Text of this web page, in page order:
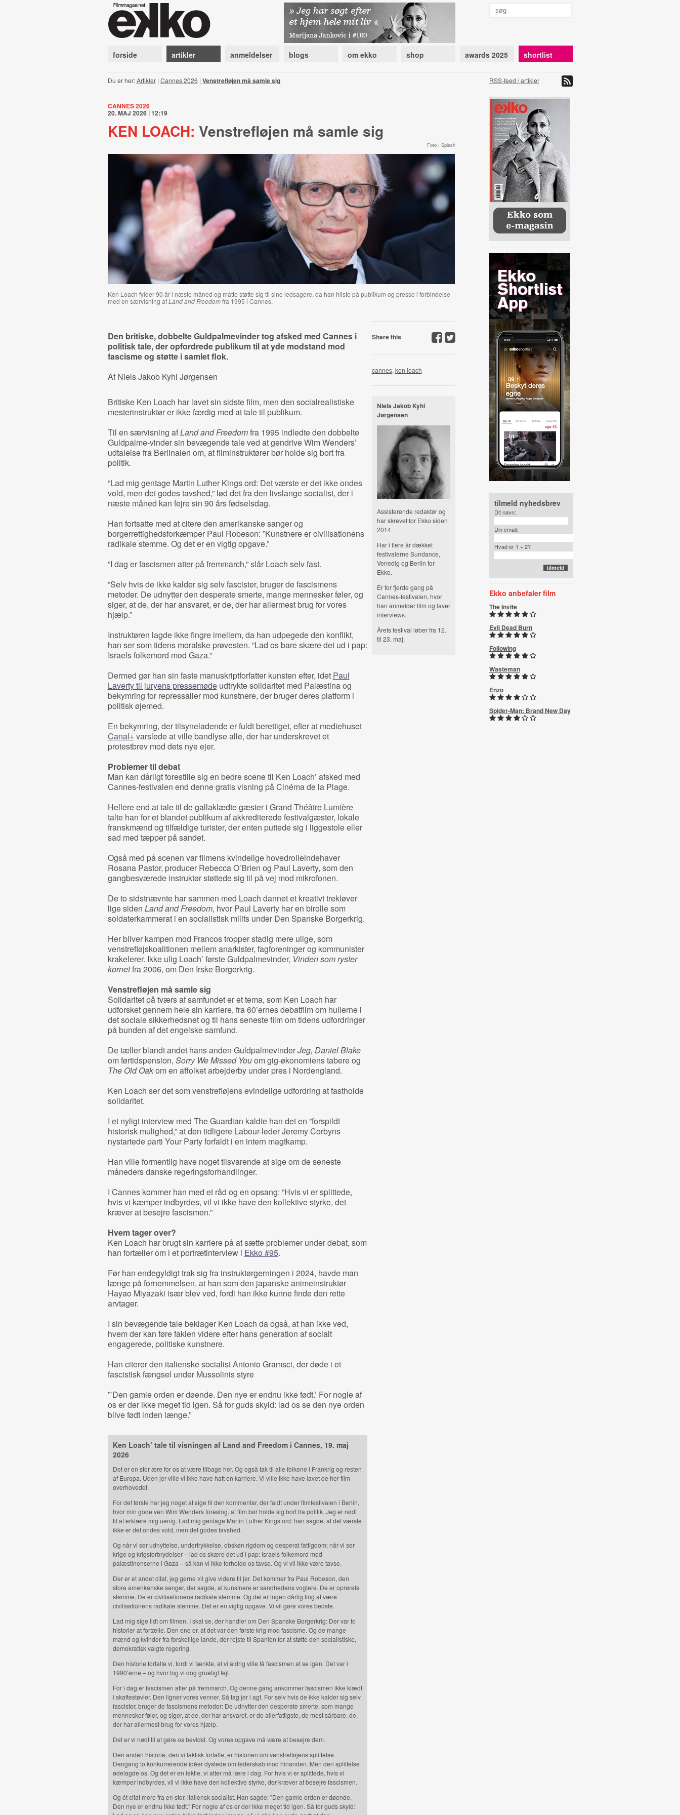
forside artikler anmeldelser blogs om ekko shop awards 2025 shortlist
Du er her:Artikler| Cannes 2026 | Venstrefløjen må samle sig RSS-feed / artikler
CANNES 2026
20. MAJ 2026 | 12:19
KEN LOACH: Venstrefløjen må samle sig
Foto | Splash
Ken Loach fylder 90 år i næste måned og måtte støtte sig til sine ledsagere, da han hilste på publikum og presse i forbindelse
med en særvisning afLand and Freedomfra 1995 i Cannes.
Den britiske, dobbelte Guldpalmevinder tog afsked med Cannes i
politisk tale, der opfordrede publikum til at yde modstand mod
fascisme og støtte i samlet flok.
Af Niels Jakob Kyhl Jørgensen
Britiske Ken Loach har lavet sin sidste film, men den socialrealistiske
mesterinstruktør er ikke færdig med at tale til publikum.
Til en særvisning afLand and Freedomfra 1995 indledte den dobbelte
Guldpalme-vinder sin bevægende tale ved at gendrive Wim Wenders’
udtalelse fra Berlinalen om, at filminstruktører bør holde sig bort fra
politik.
”Lad mig gentage Martin Luther Kings ord: Det værste er det ikke ondes
vold, men det godes tavshed,” lød det fra den livslange socialist, der i
næste måned kan fejre sin 90 års fødselsdag.
Han fortsatte med at citere den amerikanske sanger og
borgerrettighedsforkæmper Paul Robeson: ”Kunstnere er civilisationens
radikale stemme. Og det er en vigtig opgave.”
”I dag er fascismen atter på fremmarch,” slår Loach selv fast.
”Selv hvis de ikke kalder sig selv fascister, bruger de fascismens
metoder. De udnytter den desperate smerte, mange mennesker føler, og
siger, at de, der har ansvaret, er de, der har allermest brug for vores
hjælp.”
Instruktøren lagde ikke fingre imellem, da han udpegede den konflikt,
han ser som tidens moralske prøvesten. ”Lad os bare skære det ud i pap:
Israels folkemord mod Gaza.”
Dermed gør han sin faste manuskriptforfatter kunsten efter, idet Paul
Laverty til juryens pressemødeudtrykte solidaritet med Palæstina og
bekymring for repressalier mod kunstnere, der bruger deres platform i
politisk øjemed.
En bekymring, der tilsyneladende er fuldt berettiget, efter at mediehuset
Canal+varslede at ville bandlyse alle, der har underskrevet et
protestbrev mod dets nye ejer.
Problemer til debat
Man kan dårligt forestille sig en bedre scene til Ken Loach’ afsked med
Cannes-festivalen end denne gratis visning på Cinéma de la Plage.
Hellere end at tale til de gallaklædte gæster i Grand Théâtre Lumière
talte han for et blandet publikum af akkrediterede festivalgæster, lokale
franskmænd og tilfældige turister, der enten puttede sig i liggestole eller
sad med tæpper på sandet.
Også med på scenen var filmens kvindelige hovedrolleindehaver
Rosana Pastor, producer Rebecca O’Brien og Paul Laverty, som den
gangbesværede instruktør støttede sig til på vej mod mikrofonen.
De to sidstnævnte har sammen med Loach dannet et kreativt trekløver
lige siden Land and Freedom, hvor Paul Laverty har en birolle som
soldaterkammerat i en socialistisk milits under Den Spanske Borgerkrig.
Her bliver kampen mod Francos tropper stadig mere ulige, som
venstrefløjskoalitionen mellem anarkister, fagforeninger og kommunister
krakelerer. Ikke ulig Loach’ første Guldpalmevinder, Vinden som ryster
kornetfra 2006, om Den Irske Borgerkrig.
Venstrefløjen må samle sig
Solidaritet på tværs af samfundet er et tema, som Ken Loach har
udforsket gennem hele sin karriere, fra 60’ernes debatfilm om hullerne i
det sociale sikkerhedsnet og til hans seneste film om tidens udfordringer
på bunden af det engelske samfund.
De tæller blandt andet hans anden GuldpalmevinderJeg, Daniel Blake
om førtidspension, Sorry We Missed Youom gig-økonomiens tabere og
The Old Oakom en affolket arbejderby under pres i Nordengland.
Ken Loach ser det som venstrefløjens evindelige udfordring at fastholde
solidaritet.
I et nyligt interview med The Guardian kaldte han det en ”forspildt
historisk mulighed,” at den tidligere Labour-leder Jeremy Corbyns
nystartede parti Your Party forfaldt i en intern magtkamp.
Han ville formentlig have noget tilsvarende at sige om de seneste
måneders danske regeringsforhandlinger.
I Cannes kommer han med et råd og en opsang: ”Hvis vi er splittede,
hvis vi kæmper indbyrdes, vil vi ikke have den kollektive styrke, det
kræver at besejre fascismen.”
Hvem tager over?
Ken Loach har brugt sin karriere på at sætte problemer under debat, som
han fortæller om i et portrætinterview i Ekko #95.
Før han endegyldigt trak sig fra instruktørgerningen i 2024, havde man
længe på fornemmelsen, at han som den japanske animeinstruktør
Hayao Miyazaki især blev ved, fordi han ikke kunne finde den rette
arvtager.
I sin bevægende tale beklager Ken Loach da også, at han ikke ved,
hvem der kan føre faklen videre efter hans generation af socialt
engagerede, politiske kunstnere.
Han citerer den italienske socialist Antonio Gramsci, der døde i et
fascistisk fængsel under Mussolinis styre
”’Den gamle orden er døende. Den nye er endnu ikke født.’ For nogle af
os er der ikke meget tid igen. Så for guds skyld: lad os se den nye orden
blive født inden længe.”
Ken Loach’ tale til visningen af Land and Freedom i Cannes, 19. maj
2026
Det er en stor ære for os at være tilbage her. Og også tak til alle folkene i Frankrig og resten
af Europa. Uden jer ville vi ikke have haft en karriere. Vi ville ikke have lavet de her film
overhovedet.
For det første har jeg noget at sige til den kommentar, der faldt under filmfestivalen i Berlin,
hvor min gode ven Wim Wenders foreslog, at film bør holde sig bort fra politik. Jeg er nødt
til at erklære mig uenig. Lad mig gentage Martin Luther Kings ord: han sagde, at det værste
ikke er det ondes vold, men det godes tavshed.
Og når vi ser udnyttelse, undertrykkelse, obskøn rigdom og desperat fattigdom; når vi ser
krige og krigsforbrydelser – lad os skære det ud i pap: Israels folkemord mod
palæstinenserne i Gaza – så kan vi ikke forholde os tavse. Og vi vil ikke være tavse.
Der er et andet citat, jeg gerne vil give videre til jer. Det kommer fra Paul Robeson, den
store amerikanske sanger, der sagde, at kunstnere er sandhedens vogtere. De er oprørets
stemme. De er civilisationens radikale stemme. Og det er ingen dårlig ting at være
civilisationens radikale stemme. Det er en vigtig opgave. Vi vil gøre vores bedste.
Lad mig sige lidt om filmen, I skal se, der handler om Den Spanske Borgerkrig: Der var to
historier at fortælle. Den ene er, at det var den første krig mod fascisme. Og de mange
mænd og kvinder fra forskellige lande, der rejste til Spanien for at støtte den socialistiske,
demokratisk valgte regering.
Den historie fortalte vi, fordi vi tænkte, at vi aldrig ville få fascismen at se igen. Det var i
1990’erne – og hvor tog vi dog grueligt fejl.
For i dag er fascismen atter på fremmarch. Og denne gang ankommer fascismen ikke klædt
i skaftestøvler. Den ligner vores venner. Så tag jer i agt. For selv hvis de ikke kalder sig selv
fascister, bruger de fascismens metoder: De udnytter den desperate smerte, som mange
mennesker føler, og siger, at de, der har ansvaret, er de allerfattigste, de mest sårbare, de,
der har allermest brug for vores hjælp.
Det er vi nødt til at gøre os bevidst. Og vores opgave må være at besejre dem.
Den anden historie, den vi faktisk fortalte, er historien om venstrefløjens splittelse.
Dengang to konkurrerende idéer dystede om lederskab mod hinanden. Men den splittelse
ødelagde os. Og det er en lektie, vi atter må lære i dag. For hvis vi er splittede, hvis vi
kæmper indbyrdes, vil vi ikke have den kollektive styrke, der kræver at besejre fascismen.
Og ét citat mere fra en stor, italiensk socialist. Han sagde: ”Den gamle orden er døende.
Den nye er endnu ikke født.” For nogle af os er der ikke meget tid igen. Så for guds skyld:
Share this
cannes, ken loach
Niels Jakob Kyhl
Jørgensen
Assisterende redaktør og
har skrevet for Ekko siden
2014.
Har i flere år dækket
festivalerne Sundance,
Venedig og Berlin for
Ekko.
Er for fjerde gang på
Cannes-festivalen, hvor
han anmelder film og laver
interviews.
Årets festival løber fra 12.
til 23. maj.
tilmeld nyhedsbrev
Dit navn:
Din email:
Hvad er 1 + 2?
Ekko anbefaler film
The Invite
Evil Dead Burn
Following
Wasteman
Enzo
Spider-Man: Brand New Day